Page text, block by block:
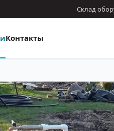
Склад
Контакты